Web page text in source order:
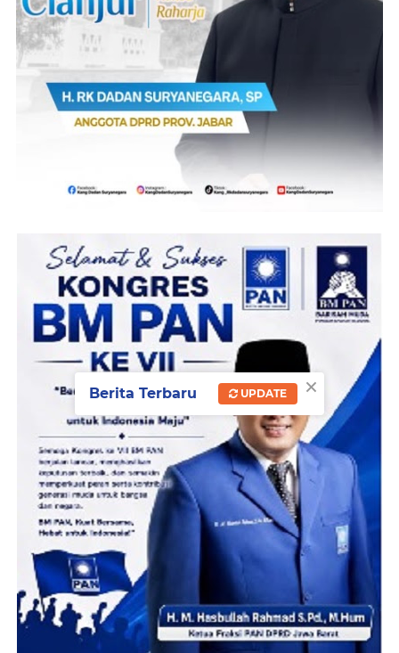
×
Berita Terbaru UPDATE